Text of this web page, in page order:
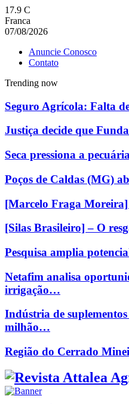
17.9 C
Franca
07/08/2026
Anuncie Conosco
Contato
Trending now
Seguro Agrícola: Falta
Justiça decide que
Seca pressiona a
Poços de Caldas (MG)
[Marcelo Fraga
[Silas Brasileiro] – O
Pesquisa amplia
Netafim analisa
irrigação…
Indústria de
milhão…
Região do Cerrado
Facebook
Twitter
Instagram
Linkedin
Youtube
Email